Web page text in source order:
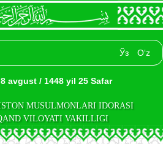
Ўз O‘z
avgust / 1448 yil 25 Safar
MUSULMONLARI IDORASI
VILOYATI VAKILLIGI